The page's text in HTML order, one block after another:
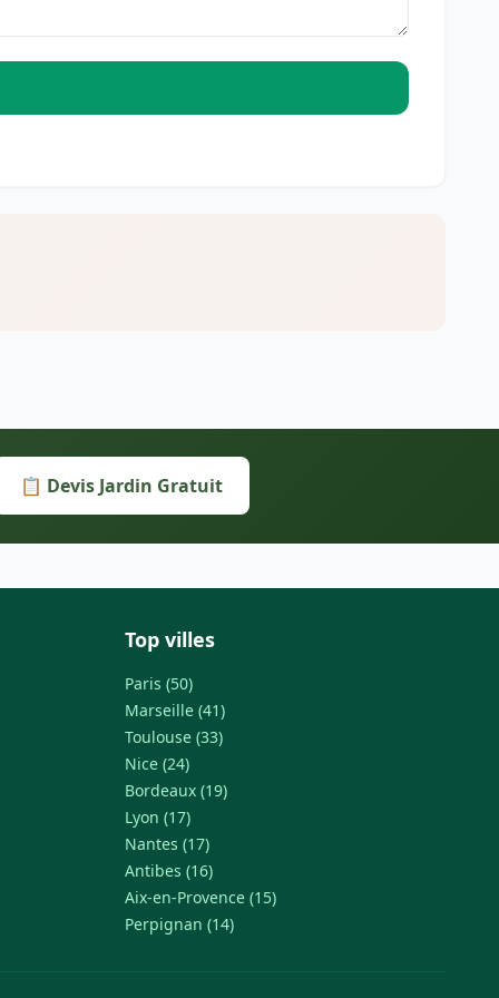
📋 Devis Jardin Gratuit
Top villes
Paris (50)
Marseille (41)
Toulouse (33)
Nice (24)
Bordeaux (19)
Lyon (17)
Nantes (17)
Antibes (16)
Aix-en-Provence (15)
Perpignan (14)